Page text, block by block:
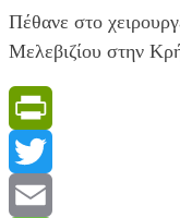
της
κατάσβεσης
11
εναέρια
μέσα
Πέθανε στο
Μελεβιζίου στην
PrintFriendly
Twitter